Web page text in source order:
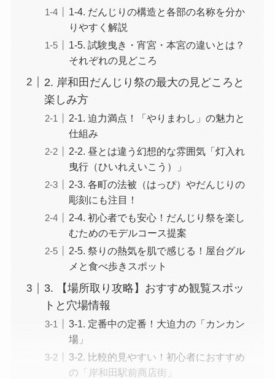
1-4. だんじりの構造と各部の名称を分か
りやすく解説
1-5. 試験曳き・宵宮・本宮の違いとは？
それぞれの見どころ
2. 岸和田だんじり祭の最大の見どころと
楽しみ方
2-1. 迫力満点！「やりまわし」の魅力と
仕組み
2-2. 昼とは違う幻想的な雰囲気「灯入れ
曳行（ひいれえいこう）」
2-3. 各町の法被（はっぴ）やだんじりの
彫刻にも注目！
2-4. 初心者でも安心！だんじり祭を楽し
むためのモデルコース提案
2-5. 祭りの熱気を肌で感じる！屋台グル
メと食べ歩きスポット
3. 【場所取り攻略】おすすめ観覧スポッ
トと穴場情報
3-1. 定番中の定番！大迫力の「カンカン
場」
3-2. 比較的見やすい！初心者におすすめ
の「岸和田駅前商店街」